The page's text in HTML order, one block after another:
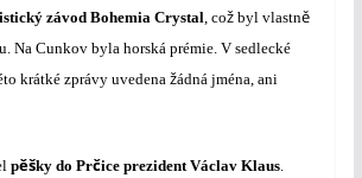
závod Bohemia Crystal, cožbyl vlastně
Na Cunkov byla horská prémie. V sedlecké
krátké zprávy uvedena žádná jména, ani
pěšky do Prčice prezident Václav Klaus.